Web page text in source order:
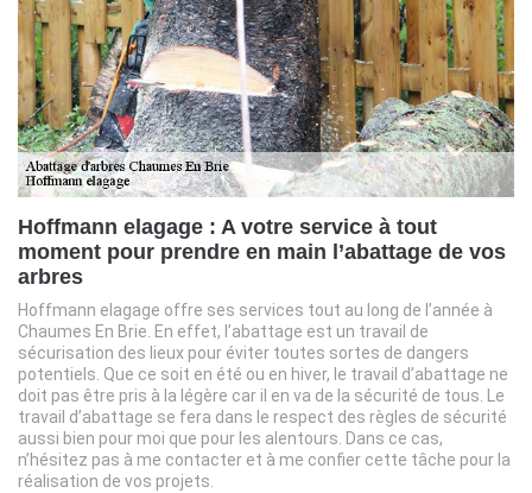
Hoffmann elagage : A votre service à tout
moment pour prendre en main l’abattage de vos
arbres
Hoffmann elagage offre ses services tout au long de l’année à
Chaumes En Brie. En effet, l’abattage est un travail de
sécurisation des lieux pour éviter toutes sortes de dangers
potentiels. Que ce soit en été ou en hiver, le travail d’abattage ne
doit pas être pris à la légère car il en va de la sécurité de tous. Le
travail d’abattage se fera dans le respect des règles de sécurité
aussi bien pour moi que pour les alentours. Dans ce cas,
n’hésitez pas à me contacter et à me confier cette tâche pour la
réalisation de vos projets.